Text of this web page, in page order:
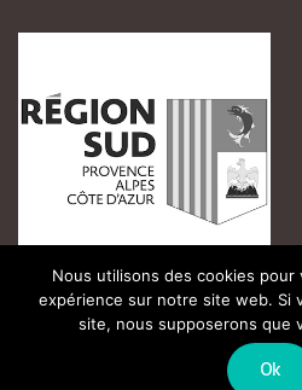
© 2026 - Ami
Nous utilisons des cookies pour
expérience sur notre site web. Si
site, nous supposerons que
Ok